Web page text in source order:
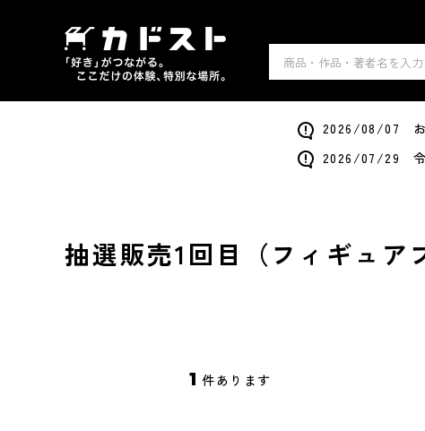
2026/08/07 お
2026/07/29 令
抽選販売1回目（フィギュア
1 件あります